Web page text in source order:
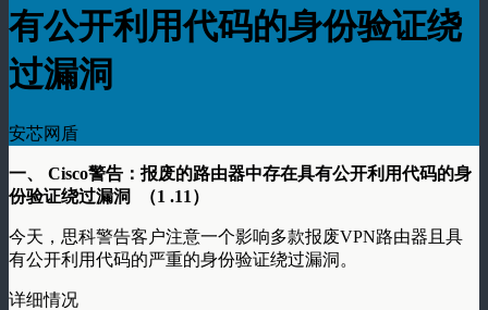
有公开利用代码的身份验证绕
过漏洞
安芯网盾
一、 Cisco警告：报废的路由器中存在具有公开利用代码的身
份验证绕过漏洞 （1 .11）
今天，思科警告客户注意一个影响多款报废VPN路由器且具
有公开利用代码的严重的身份验证绕过漏洞。
详细情况